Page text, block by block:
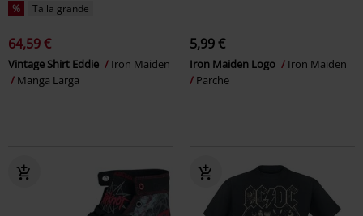
% Talla grande
64,59 €
Vintage Shirt Eddie
Iron Maiden
Manga Larga
5,99 €
Iron Maiden Logo
Iron Maiden
Parche